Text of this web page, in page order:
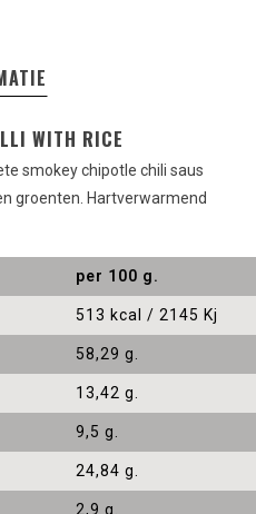
WITH RICE
smokey chipotle chili saus
groenten. Hartverwarmend
per 100 g.
513 kcal / 2145 Kj
58,29 g.
13,42 g.
9,5 g.
24,84 g.
2,9 g.